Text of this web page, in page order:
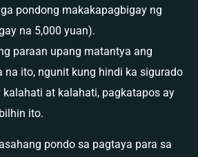
pondong makakapagbigay ng
na 5,000 yuan).
paraan upang matantya ang
na ito, ngunit kung hindi ka sigurado
at kalahati, pagkatapos ay
ito.
pondo sa pagtaya para sa